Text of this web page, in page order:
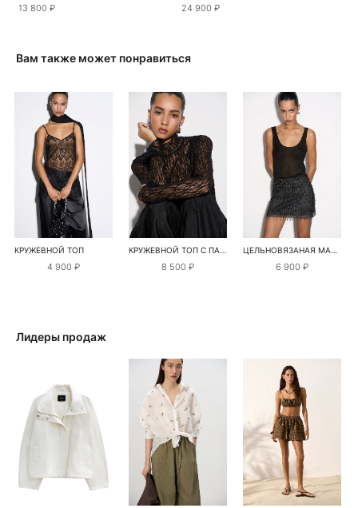
13 800 ₽ 24 900 ₽
Вам также может понравиться
КРУЖЕВНОЙ ТОП
4 900 ₽
КРУЖЕВНОЙ ТОП С ПАЙЕТКАМИ
8 500 ₽
ЦЕЛЬНОВЯЗАНАЯ МАЙКА С ЛЮРЕКСОМ
6 900 ₽
Лидеры продаж